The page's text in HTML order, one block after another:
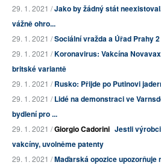
29. 1. 2021 /Jako by žádný stát
vážně ohro...
29. 1. 2021 /Sociální vražda a Úřad Prahy 2
29. 1. 2021 /Koronavirus: Vakcína
britské variantě
29. 1. 2021 /Rusko: Přijde po Putinovi
29. 1. 2021 /Lidé na demonstraci ve
bydlení pro ...
29. 1. 2021 /Giorgio Cadorini Jestli
vakcíny, uvolněme patenty
29. 1. 2021 /Maďarská opozice upozorňuje